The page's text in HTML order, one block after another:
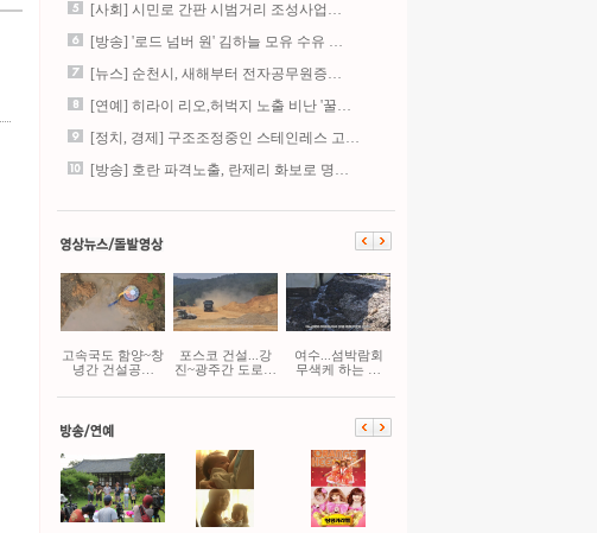
[사회] 시민로 간판 시범거리 조성사업…
[방송] '로드 넘버 원' 김하늘 모유 수유 …
[뉴스] 순천시, 새해부터 전자공무원증…
[연예] 히라이 리오,허벅지 노출 비난 '꿀…
[정치, 경제] 구조조정중인 스테인레스 고…
[방송] 호란 파격노출, 란제리 화보로 명…
고속국도 함양~창
녕간 건설공…
포스코 건설...강
진~광주간 도로…
여수...섬박람회
무색케 하는 …